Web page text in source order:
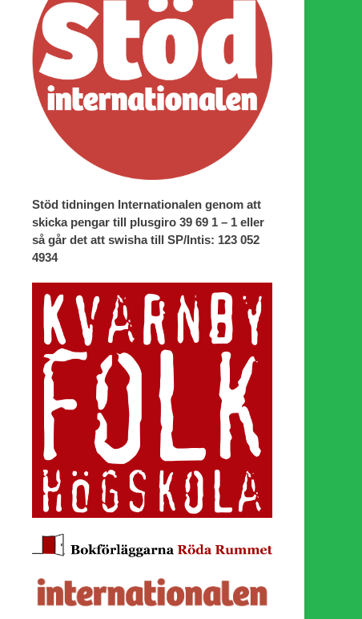
Stöd tidningen Internationalen genom att
skicka pengar till plusgiro 39 69 1 – 1 eller
så går det att swisha till SP/Intis: 123 052
4934